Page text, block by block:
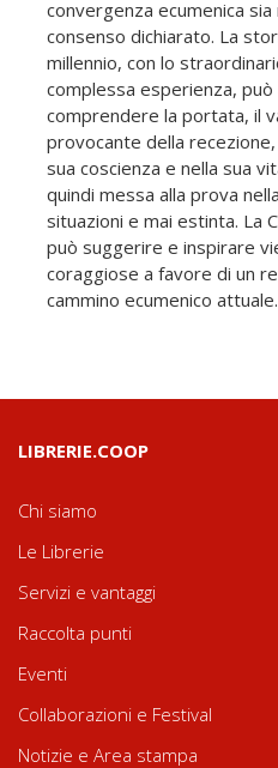
convergenza ecumenica
consenso dichiarato. La
millennio, con lo
complessa esperienza,
comprendere la portata, il
provocante della
sua coscienza e nella sua
quindi messa alla prova
situazioni e mai estinta. La
può suggerire e inspirare
coraggiose a favore di un
cammino ecumenico attuale.
LIBRERIE.COOP
Chi siamo
Le Librerie
Servizi e vantaggi
Raccolta punti
Eventi
Collaborazioni e Festival
Notizie e Area stampa